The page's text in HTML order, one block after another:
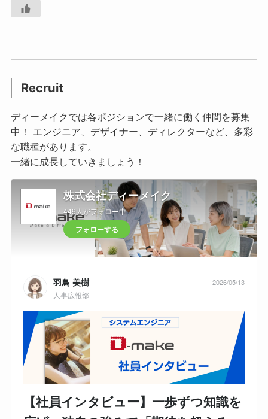
Recruit
ディーメイクでは各ポジションで一緒に働く仲間を募集
中！ エンジニア、デザイナー、ディレクターなど、多彩
な職種があります。
一緒に成長していきましょう！